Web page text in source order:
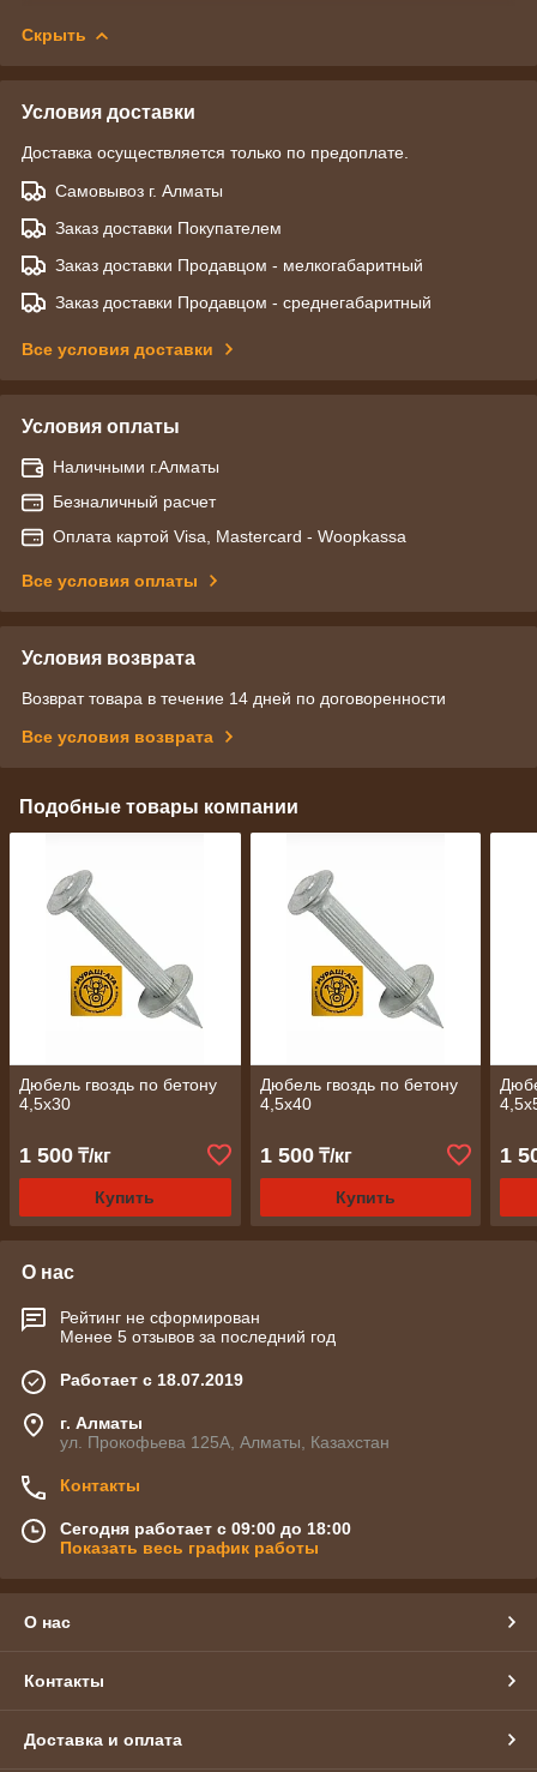
Скрыть
Условия доставки
Доставка осуществляется только по предоплате.
Самовывоз г. Алматы
Заказ доставки Покупателем
Заказ доставки Продавцом - мелкогабаритный
Заказ доставки Продавцом - среднегабаритный
Все условия доставки
Условия оплаты
Наличными г.Алматы
Безналичный расчет
Оплата картой Visa, Mastercard - Woopkassa
Все условия оплаты
Условия возврата
Возврат товара в течение 14 дней по договоренности
Все условия возврата
Подобные товары компании
Дюбель гвоздь по бетону
4,5х30
1 500 ₸/кг
Купить
Дюбель гвоздь по бетону
4,5х40
1 500₸/кг
Купить
1
О нас
Рейтинг не сформирован
Менее 5 отзывов за последний год
Работает с 18.07.2019
г. Алматы
ул. Прокофьева 125А, Алматы, Казахстан
Контакты
Сегодня работает с 09:00 до 18:00
Показать весь график работы
О нас
Контакты
Доставка и оплата